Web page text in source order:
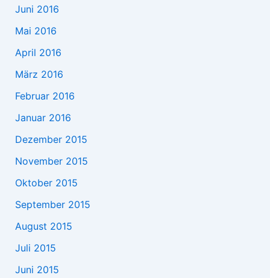
Juni 2016
Mai 2016
April 2016
März 2016
Februar 2016
Januar 2016
Dezember 2015
November 2015
Oktober 2015
September 2015
August 2015
Juli 2015
Juni 2015